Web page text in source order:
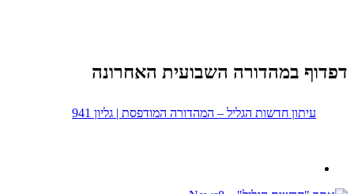
דפדוף במהדורה השבועית האחרונה
עיתון חדשות הגליל – המהדורה המודפסת | גליון 941